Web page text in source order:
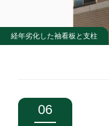
経年劣化した袖看板と支柱
06